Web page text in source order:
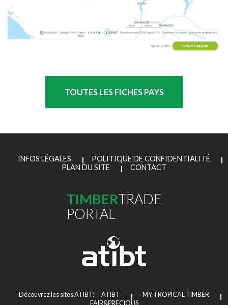
TOUTES LES FICHES PAYS
INFOS LÉGALES
POLITIQUE DE CONFIDENTIALITÉ
PLAN DU SITE
CONTACT
TIMBERTRADE
PORTAL
Découvrez les sites ATIBT: ATIBT
MY TROPICAL TIMBER
FAIR&PRECIOUS